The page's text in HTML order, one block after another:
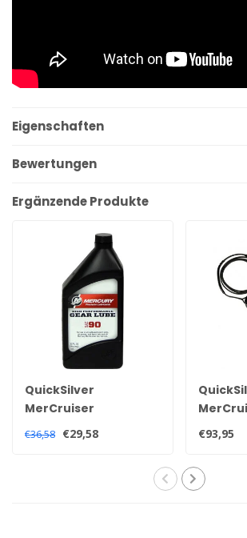
Eigenschaften
Bewertungen
Ergänzende Produkte
QuickSilver
MerCruiser
Quicksilver-
Hochleistungs-
€36,58 €29,58 €93,95